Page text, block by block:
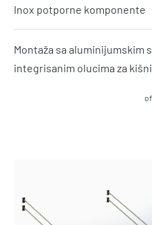
Inox potporne komponente
Montaža sa aluminijumskim
integrisanim olucima za